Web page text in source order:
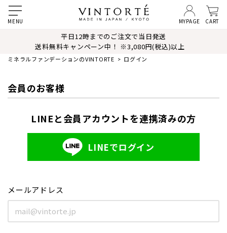
MYPAGE CART
平日12時までのご注文で当日発送
送料無料キャンペーン中！ ※3,080円(税込)以上
ミネラルファンデーションのVINTORTE ログイン
会員のお客様
メールアドレス
LINEと会員アカウントを連携済みの方
LINEでログイン